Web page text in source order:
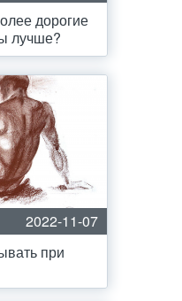
дорогие
лучше?
2022-11-07
при